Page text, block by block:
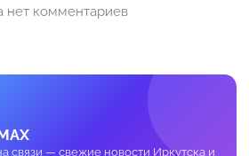
нет комментариев
связи — свежие новости Иркутска и